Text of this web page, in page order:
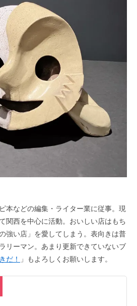
本などの編集・ライター業に従事。現
関西を中心に活動。おいしい店はもち
強い店」を愛してしまう。表向きは普
リーマン。あまり更新できていないブ
だ！ 」もよろしくお願いします。